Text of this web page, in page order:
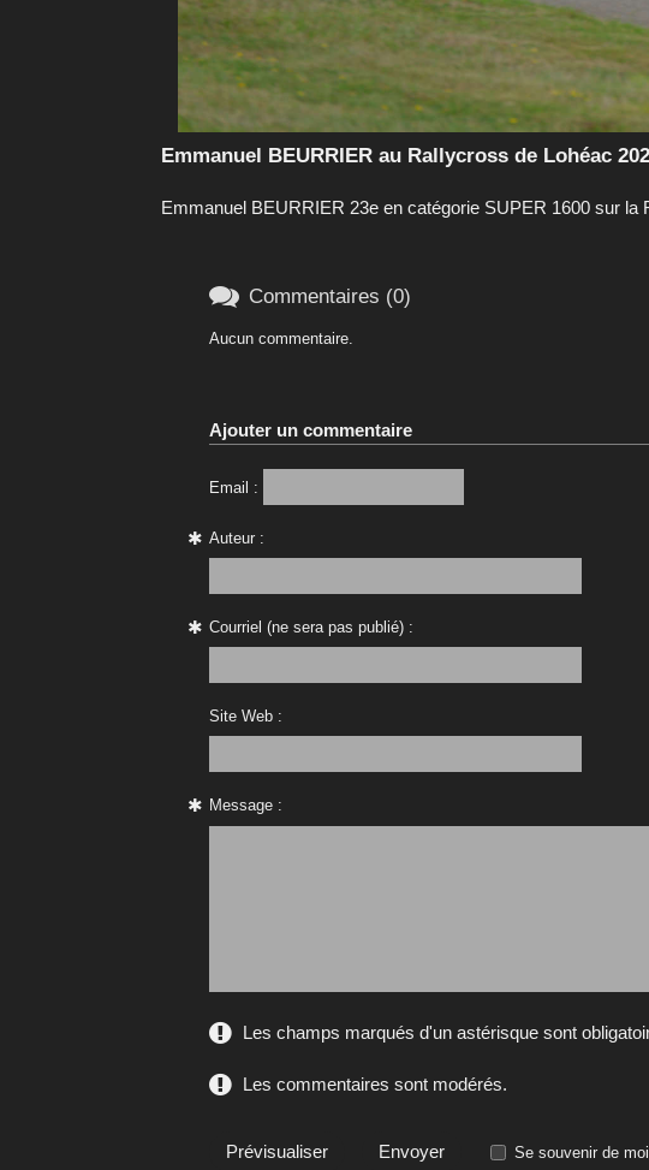
Emmanuel BEURRIER au Rallycross de Lohéac
Emmanuel BEURRIER 23e en catégorie SUPER 1600 sur
 Commentaires (0)
Aucun commentaire.
Ajouter un commentaire
Email :
Auteur :
Courriel (ne sera pas publié) :
Site Web :
Message :
Les champs marqués d'un astérisque sont
Les commentaires sont modérés.
Se souvenir de